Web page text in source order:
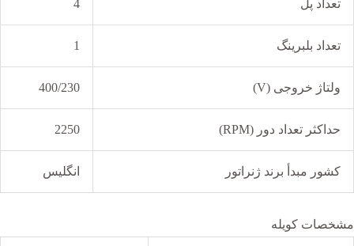
تعداد پل 4
تعداد بلبرینگ 1
ولتاژ خروجی (V) 400/230
حداکثر تعداد دور (RPM) 2250
کشور مبدأ برند ژنراتور انگلیس
مشخصات کویله